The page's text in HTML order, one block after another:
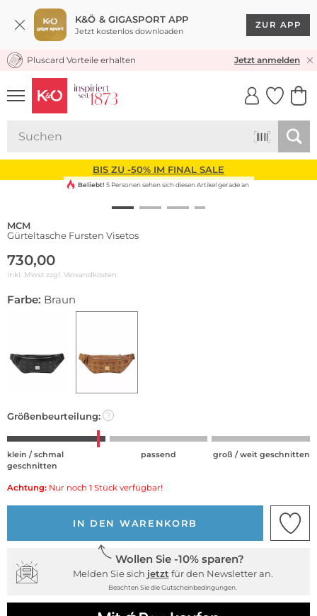
K&Ö & GIGASPORT APP
Jetzt kostenlos downloaden
ZUR APP
KOSTENLOSER VERSAND* & RÜCKVERSAND
Pluscard Vorteile erhalten Jetzt anmelden
UNSERE APP
CLICK &
BIS ZU -50% IM FINAL SALE
Beliebt! 5 Personen sehen sich diesen Artikel gerade an
MCM
Gürteltasche Fursten Visetos
730,00
inkl. Mwst zzgl. Versandkosten
Farbe: Braun
Größenbeurteilung: ?
klein / schmal
geschnitten
passend groß / weit geschnitten
Achtung: Nur noch 1 Stück verfügbar!
IN DEN WARENKORB
Wollen Sie -10% sparen?
Melden Sie sich jetzt für den Newsletter an.
Beachten Sie die Gutscheinbedingungen.